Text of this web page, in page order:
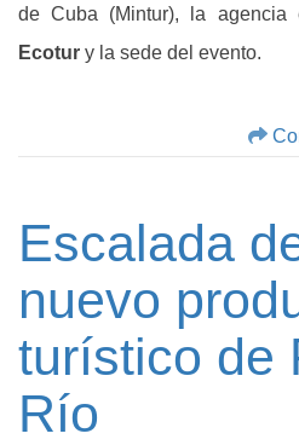
de Cuba (Mintur), la agencia
Ecotur y la sede del evento.
Escalada
nuevo
turístico de
Río